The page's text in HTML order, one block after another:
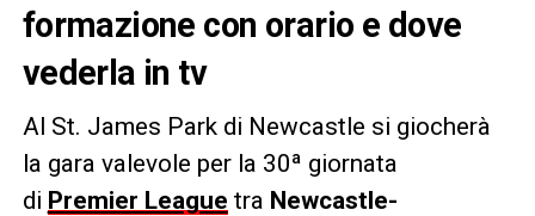
formazione con orario e dove
vederla in tv
Al St. James Park di Newcastle si giocherà
la gara valevole per la 30ª giornata
di Premier League tra Newcastle-